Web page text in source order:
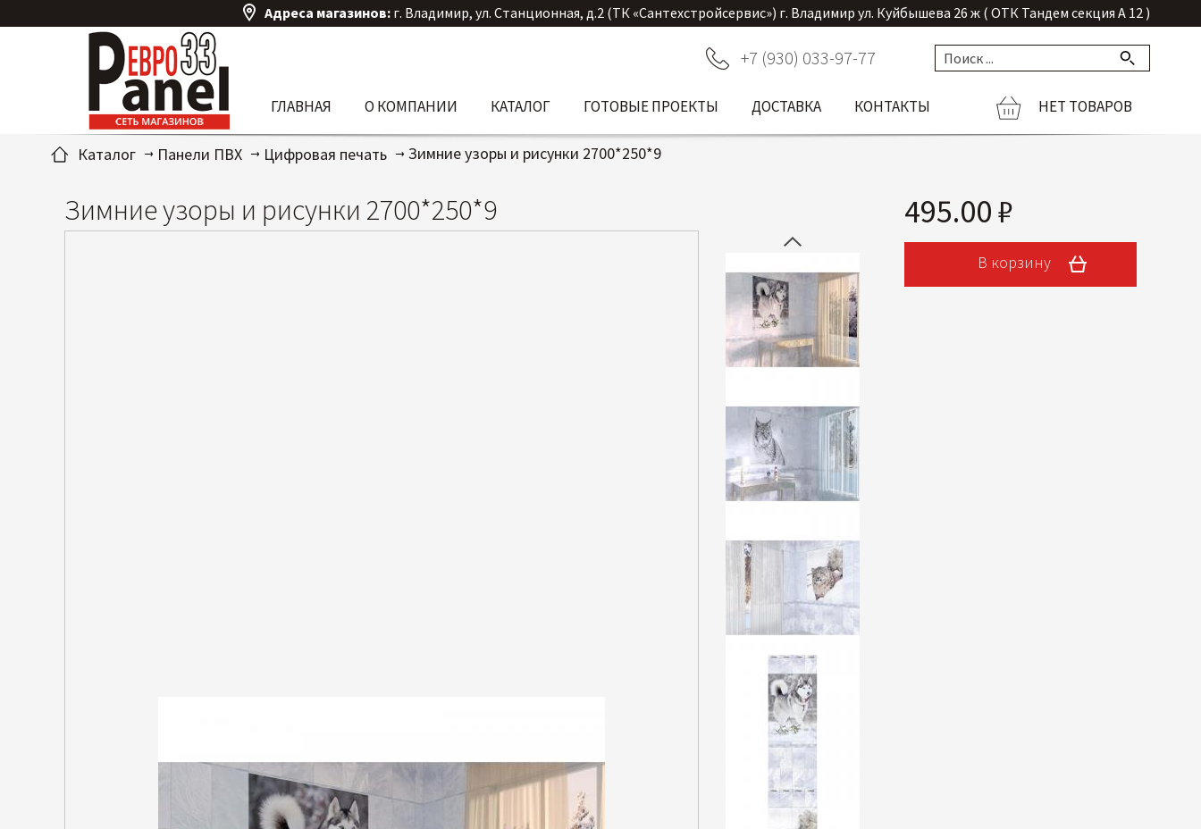
Адреса магазинов: г. Владимир, ул. Станционная, д.2 (ТК «Сантехстройсервис») г. Владимир ул. Куйбышева 26 ж ( ОТК Тандем секция А 12 )
+7 (930) 033-97-77
НЕТ ТОВАРОВ
ГЛАВНАЯ О КОМПАНИИ КАТАЛОГ ГОТОВЫЕ ПРОЕКТЫ ДОСТАВКА КОНТАКТЫ
Каталог Панели ПВХ Цифровая печать Зимние узоры и рисунки 2700*250*9
Зимние узоры и рисунки 2700*250*9 495.00 ₽
В корзину